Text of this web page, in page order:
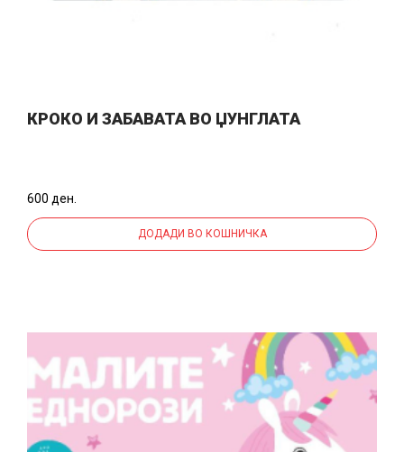
КРОКО И ЗАБАВАТА ВО ЏУНГЛАТА
600 ден.
ДОДАДИ ВО КОШНИЧКА